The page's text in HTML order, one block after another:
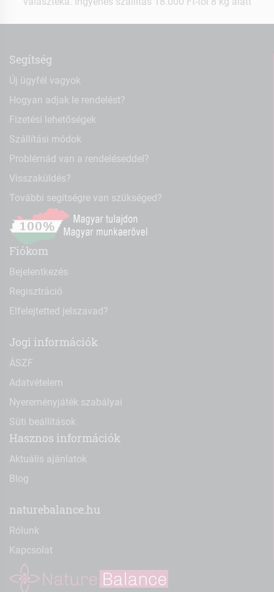
Segítség
Új ügyfél vagyok
Hogyan adjak le rendelést?
Fizetési lehetőségek
Szállítási módok
Problémád van a rendeléseddel?
Visszaküldés?
További segítségre van szükséged?
Fiókom
Bejelentkezés
Regisztráció
Elfelejtetted jelszavad?
Jogi információk
ÁSZF
Adatvételem
Nyereményjáték szabályai
Süti beállítások
Hasznos információk
Aktuális ajánlatok
Blog
naturebalance.hu
Rólunk
Kapcsolat